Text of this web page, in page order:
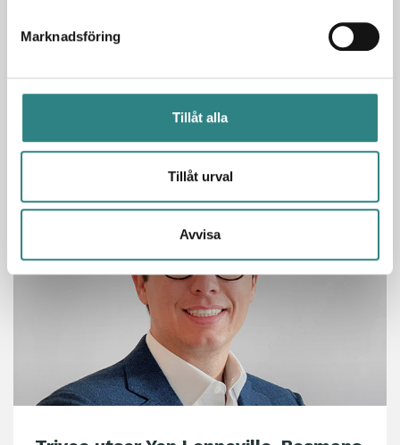
Marknadsföring
Tillåt alla
Tillåt urval
Avvisa
ledande kassasystemleverantören Trivec ingår i
ett partnerskap. Tillsammans vill bolagen växa i